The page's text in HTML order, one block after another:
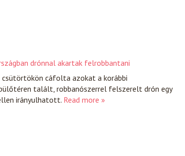
drónnal akartak felrobbantani
cáfolta azokat a korábbi
talált, robbanószerrel felszerelt drón egy
irányulhatott. Read more »